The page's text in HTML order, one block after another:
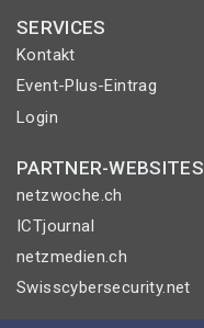
SERVICES
Kontakt
Event-Plus-Eintrag
Login
PARTNER-WEBSITES
netzwoche.ch
ICTjournal
netzmedien.ch
Swisscybersecurity.net